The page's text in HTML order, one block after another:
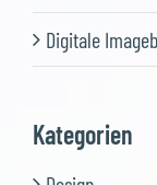
Digitale
Kategorien